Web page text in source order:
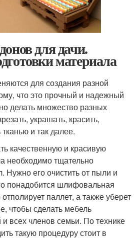
для дачи.
материала
для создания разной
что это прочный и надежный
делать множество разных
украшать, красить,
и так далее.
качественную и красивую
необходимо тщательно
Нужно его очистить от пыли и
понадобится шлифовальная
паллет, а также уберет
чтобы сделать мебель
всех членов семьи. По технике
такую процедуру стоит в